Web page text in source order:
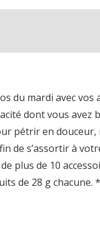
du mardi avec vos
dont vous avez
pétrir en douceur,
de s’assortir à
plus de 10
de 28 g chacune.